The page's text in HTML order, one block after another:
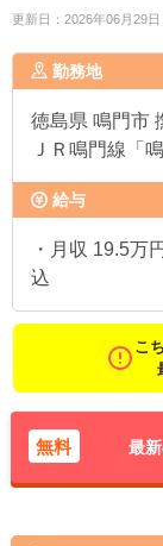
更新日：2026年06月29
勤務地
徳島県 鳴門市
ＪＲ鳴門線「
給与
・月収 19.5
込
こ
無料 最